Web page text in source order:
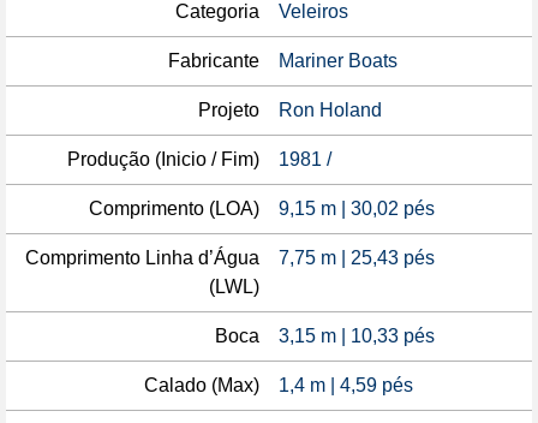
Categoria Veleiros
Fabricante Mariner Boats
Projeto Ron Holand
Produção (Inicio / Fim) 1981 /
Comprimento (LOA) 9,15 m | 30,02 pés
Comprimento Linha d’Água
(LWL)
7,75 m | 25,43 pés
Boca 3,15 m | 10,33 pés
Calado (Max) 1,4 m | 4,59 pés